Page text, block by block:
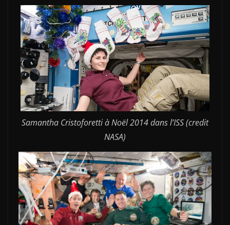
Samantha Cristoforetti à Noël 2014 dans l’ISS (credit
NASA)